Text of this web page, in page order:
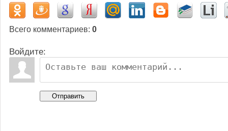
Всего комментариев: 0
Войдите:
Отправить